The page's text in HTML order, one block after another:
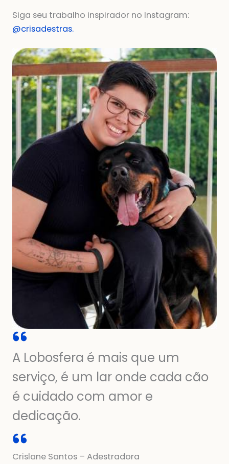
Siga seu trabalho inspirador no Instagram:
@crisadestras.
A Lobosfera é mais que um
serviço, é um lar onde cada cão
é cuidado com amor e
dedicação.
Crislane Santos – Adestradora